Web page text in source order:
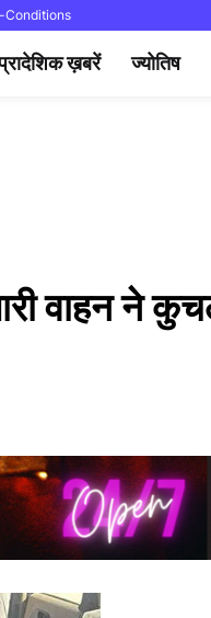
Conditions
ख़बरें ज्योतिष
वाहन ने